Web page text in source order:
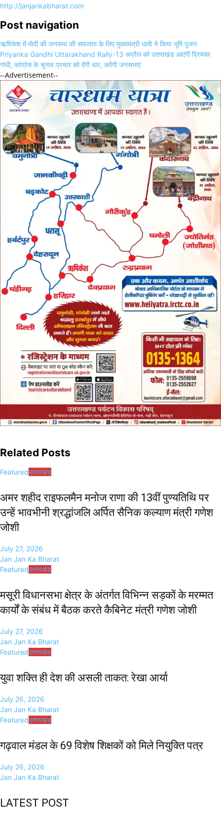
http://janjankabharat.com
Post navigation
ऋषिकेश में मोदी की जनसभा की सफलता के लिए मुख्यमंत्री धामी ने किया भूमि पूजन
Priyanka Gandhi Uttarakhand Rally-13 अप्रैल को उत्तराखंड आएंगी प्रियंका
गांधी, कांग्रेस के चुनाव प्रचार को देंगी धार, करेंगी जनसभाएं
--Advertisement--
Related Posts
Featuredउत्तराखंड
अमर शहीद राइफलमैन मनोज राणा की 13वीं पुण्यतिथि पर
उन्हें भावभीनी श्रद्धांजलि अर्पित सैनिक कल्याण मंत्री गणेश
जोशी
July 27, 2026
Jan Jan Ka Bharat
Featuredउत्तराखंड
मसूरी विधानसभा क्षेत्र के अंतर्गत विभिन्न सड़कों के मरम्मत
कार्यों के संबंध में बैठक करते कैबिनेट मंत्री गणेश जोशी
July 27, 2026
Jan Jan Ka Bharat
Featuredउत्तराखंड
युवा शक्ति ही देश की असली ताकत: रेखा आर्या
July 26, 2026
Jan Jan Ka Bharat
Featuredउत्तराखंड
गढ़वाल मंडल के 69 विशेष शिक्षकों को मिले नियुक्ति पत्र
July 26, 2026
Jan Jan Ka Bharat
LATEST POST